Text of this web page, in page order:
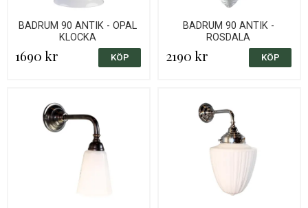
BADRUM 90 ANTIK - OPAL
KLOCKA
1690 kr
BADRUM 90 ANTIK -
ROSDALA
2190 kr